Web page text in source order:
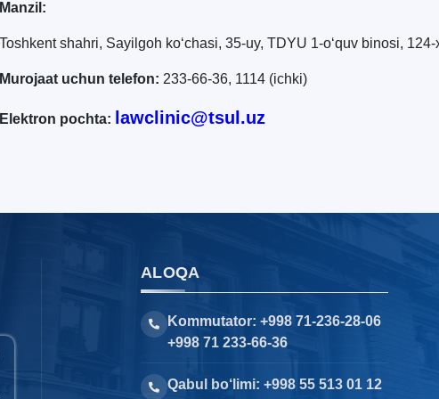
Manzil:
Toshkent shahri, Sayilgoh ko‘chasi, 35-uy, TDYU 1-o‘quv binosi, 124-
Murojaat uchun telefon: 233-66-36, 1114 (ichki)
Elektron pochta: lawclinic@tsul.uz
ALOQA
Kommutator: +998 71-236-28-06
+998 71 233-66-36
Qabul bo‘limi: +998 55 513 01 12